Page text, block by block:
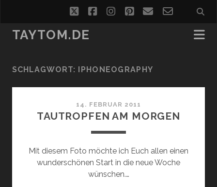
twitterfacebookinstagram
pinterest
emailemail-
form
TAYTOM.DE
SCHLAGWORT: IPHONEOGRAPHY
14. FEBRUAR 2011
TAUTROPFEN AM MORGEN
Mit diesem Foto möchte ich Euch allen einen
wunderschönen Start in die neue Woche
wünschen.…